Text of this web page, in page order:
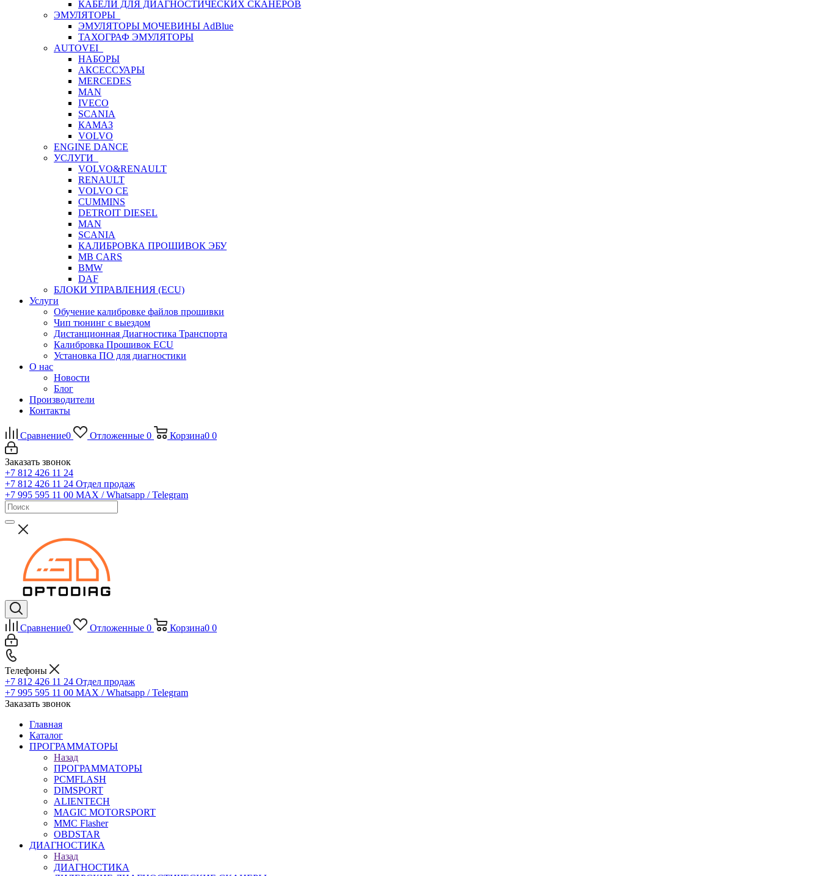
КАБЕЛИ ДЛЯ ДИАГНОСТИЧЕСКИХ СКАНЕРОВ
ЭМУЛЯТОРЫ
ЭМУЛЯТОРЫ МОЧЕВИНЫ АdBlue
ТАХОГРАФ ЭМУЛЯТОРЫ
AUTOVEI
НАБОРЫ
АКСЕССУАРЫ
MERCEDES
MAN
IVECO
SCANIA
КАМАЗ
VOLVO
ENGINE DANCE
УСЛУГИ
VOLVO&RENAULT
RENAULT
VOLVO CE
CUMMINS
DETROIT DIESEL
MAN
SCANIA
КАЛИБРОВКА ПРОШИВОК ЭБУ
MB CARS
BMW
DAF
БЛОКИ УПРАВЛЕНИЯ (ECU)
Услуги
Обучение калибровке файлов прошивки
Чип тюнинг с выездом
Дистанционная Диагностика Транспорта
Калибровка Прошивок ECU
Установка ПО для диагностики
О нас
Новости
Блог
Производители
Контакты
Сравнение0 Отложенные 0 Корзина0 0
Заказать звонок
+7 812 426 11 24
+7 812 426 11 24 Отдел продаж
+7 995 595 11 00 MAX / Whatsapp / Telegram
Сравнение0 Отложенные 0 Корзина0 0
Телефоны
+7 812 426 11 24 Отдел продаж
+7 995 595 11 00 MAX / Whatsapp / Telegram
Заказать звонок
Главная
Каталог
ПРОГРАММАТОРЫ
Назад
ПРОГРАММАТОРЫ
PCMFLASH
DIMSPORT
ALIENTECH
MAGIC MOTORSPORT
MMC Flasher
OBDSTAR
ДИАГНОСТИКА
Назад
ДИАГНОСТИКА